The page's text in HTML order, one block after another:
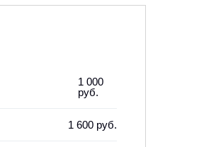
1 000
руб.
1 600 руб.